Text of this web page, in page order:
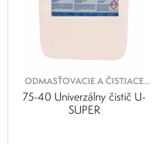
ODMASŤOVACIE A ČISTIACE
KVAPALINY
75-40 Univerzálny čistič U-
SUPER